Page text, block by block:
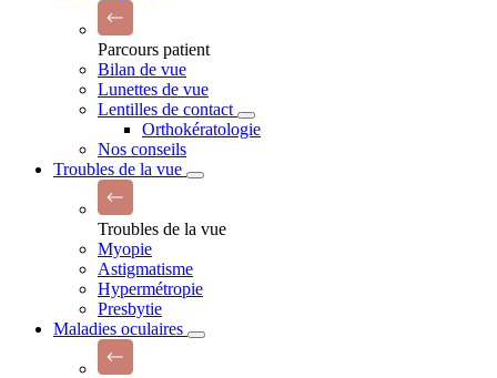
Parcours patient
Bilan de vue
Lunettes de vue
Lentilles de contact
Orthokératologie
Nos conseils
Troubles de la vue
Troubles de la vue
Myopie
Astigmatisme
Hypermétropie
Presbytie
Maladies oculaires